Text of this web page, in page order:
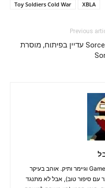
Toy Soldiers Cold War
XBLA
Previous
Sorcery עדיין בפיתוח, מוסרת
עורך התוכן הראשי של אתר GamersPack וגיימר ותיק. אוהב בעיקר
סיפור טוב), אבל לא מתנגד